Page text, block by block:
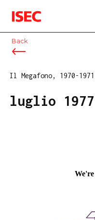
ISEC
Back
Il Megafono, 1970-
luglio 1977